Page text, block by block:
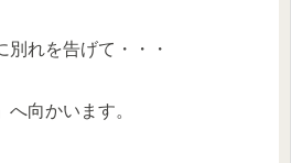
別れを告げて・・・
向かいます。